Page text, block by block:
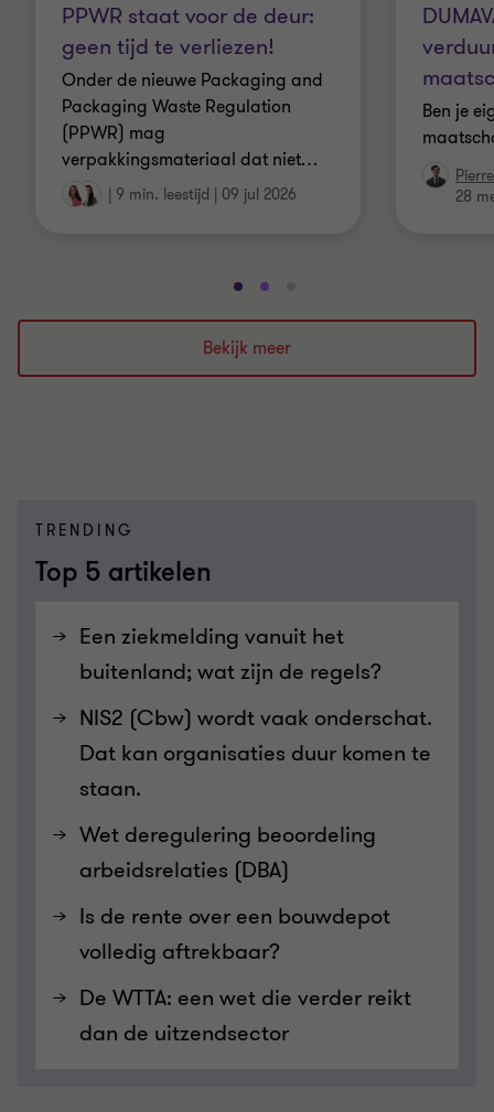
PPWR staat voor de deur:
geen tijd te verliezen!
Onder de nieuwe Packaging and
Packaging Waste Regulation
(PPWR) mag
verpakkingsmateriaal dat niet…
9 min. leestijd 09 jul 2026
Ben je
28
Ga
naar
dia
1
Ga
naar
dia
2
naar
dia
3
Bekijk meer
TRENDING
Top 5 artikelen
Een ziekmelding vanuit het
buitenland; wat zijn de regels?
NIS2 (Cbw) wordt vaak onderschat.
Dat kan organisaties duur komen te
staan.
Wet deregulering beoordeling
arbeidsrelaties (DBA)
Is de rente over een bouwdepot
volledig aftrekbaar?
De WTTA: een wet die verder reikt
dan de uitzendsector